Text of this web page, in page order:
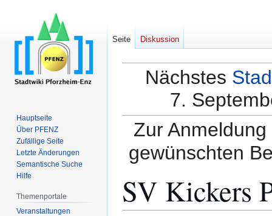
Nächstes
7.
Zur
gewünschten
SV Kickers
Seite Diskussion
Hauptseite
Über PFENZ
Zufällige Seite
Letzte Änderungen
Semantische Suche
Hilfe
Themenportale
Veranstaltungen